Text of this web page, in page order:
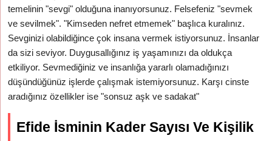
temelinin "sevgi" olduğuna inanıyorsunuz. Felsefeniz "sevmek
ve sevilmek". "Kimseden nefret etmemek" başlıca kuralınız.
Sevginizi olabildiğince çok insana vermek istiyorsunuz. İnsanlar
da sizi seviyor. Duygusallığınız iş yaşamınızı da oldukça
etkiliyor. Sevmediğiniz ve insanlığa yararlı olamadığınızı
düşündüğünüz işlerde çalışmak istemiyorsunuz. Karşı cinste
aradığınız özellikler ise "sonsuz aşk ve sadakat"
Efide İsminin Kader Sayısı Ve Kişilik